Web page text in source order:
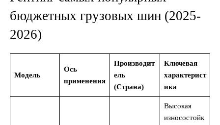
бюджетных грузовых шин (2025-
2026)
Модель
Ось
применения
Производит
ель
(Страна)
Ключевая
характерист
ика
Высокая
износостойк